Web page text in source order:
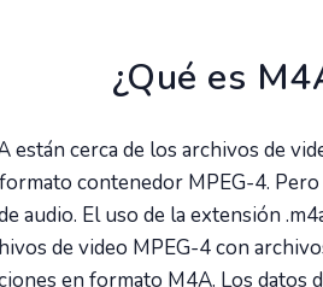
¿Qué es
están cerca de los archivos de
contenedor MPEG-4.
audio. El uso de la extensión
de video MPEG-4 con
en formato M4A. Los datos